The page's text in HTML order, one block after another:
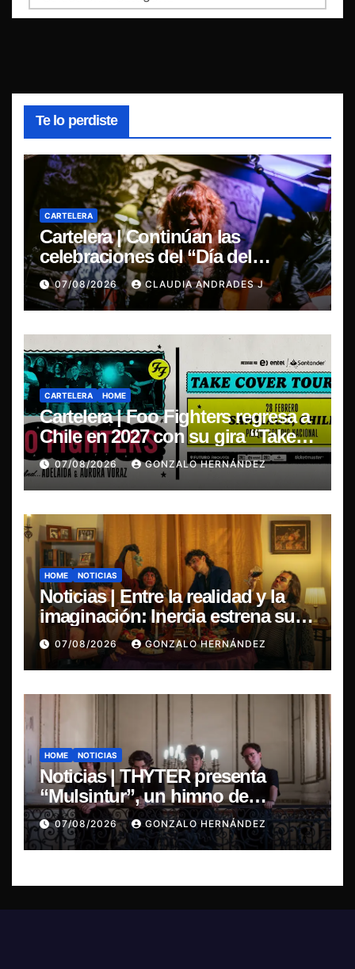
Te lo perdiste
CARTELERA
Cartelera | Continúan las
celebraciones del “Día del
Blues”, La Rox se presentará este
sábado en Concepción
07/08/2026 CLAUDIA ANDRADES J
CARTELERA HOME
Cartelera | Foo Fighters regresa a
Chile en 2027 con su gira “Take
Cover Tour 2027”
07/08/2026 GONZALO HERNÁNDEZ
HOME NOTICIAS
Noticias | Entre la realidad y la
imaginación: Inercia estrena su
primer single “Marilina”
07/08/2026 GONZALO HERNÁNDEZ
HOME NOTICIAS
Noticias | THYTER presenta
“Mulsintur”, un himno de
heavy/power metal inspirado en
Tomás Paniri
07/08/2026 GONZALO HERNÁNDEZ